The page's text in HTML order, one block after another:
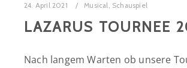
24. April 2021 Musical Schauspiel
LAZARUS TOURNEE
Nach langem Warten ob unsere